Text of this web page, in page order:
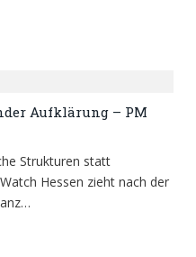
Aufklärung – PM
Strukturen statt
Hessen zieht nach der